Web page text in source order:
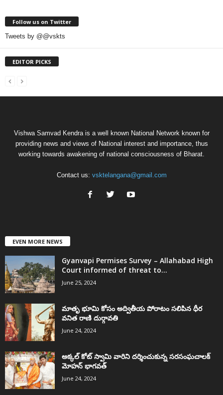
Follow us on Twitter
Tweets by @@vskts
EDITOR PICKS
Vishwa Samvad Kendra is a well known National Network known for
providing news and views of National interest and importance, thus
working towards awakening of national consciousness of Bharat.
Contact us: vsktelangana@gmail.com
EVEN MORE NEWS
Gyanvapi Permises Survey – Allahabad High
Court informed of threat to...
June 25, 2024
మాతృ భూమి కోసం అద్వితీయ పోరాటం సలిపిన ధీర
వనిత రాణి దుర్గావతి
June 24, 2024
అక్కల్‌ కోట్‌ స్వామి వారిని దర్శించుకున్న సరసంఘచాలక్
మోహన్ భాగవత్
June 24, 2024